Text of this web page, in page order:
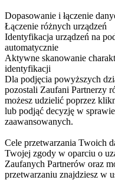
Dopasowanie i łączenie
Łączenie różnych urządzeń
Identyfikacja urządzeń na
automatycznie
Aktywne skanowanie
identyfikacji
Dla podjęcia powyższych
pozostali Zaufani Partnerzy
możesz udzielić poprzez
lub podjąć decyzję w
zaawansowanych.
Cele przetwarzania Twoich
Twojej zgody w oparciu o
Zaufanych Partnerów oraz
przetwarzaniu znajdziesz w